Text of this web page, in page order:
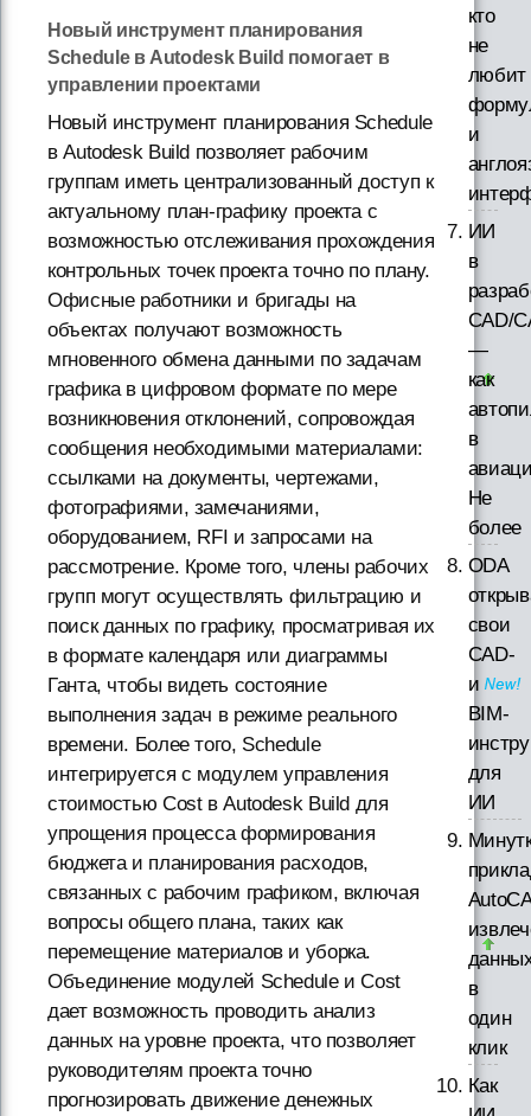
Новый инструмент планирования
Schedule в Autodesk Build помогает в
управлении проектами
Новый инструмент планирования Schedule
в Autodesk Build позволяет рабочим
группам иметь централизованный доступ к
актуальному план-графику проекта с
возможностью отслеживания прохождения
контрольных точек проекта точно по плану.
Офисные работники и бригады на
объектах получают возможность
мгновенного обмена данными по задачам
графика в цифровом формате по мере
возникновения отклонений, сопровождая
сообщения необходимыми материалами:
ссылками на документы, чертежами,
фотографиями, замечаниями,
оборудованием, RFI и запросами на
рассмотрение. Кроме того, члены рабочих
групп могут осуществлять фильтрацию и
поиск данных по графику, просматривая их
в формате календаря или диаграммы
Ганта, чтобы видеть состояние
выполнения задач в режиме реального
времени. Более того, Schedule
интегрируется с модулем управления
стоимостью Cost в Autodesk Build для
упрощения процесса формирования
бюджета и планирования расходов,
связанных с рабочим графиком, включая
вопросы общего плана, таких как
перемещение материалов и уборка.
Объединение модулей Schedule и Cost
дает возможность проводить анализ
данных на уровне проекта, что позволяет
руководителям проекта точно
прогнозировать движение денежных
кто
не
любит
и
ИИ
в
CAD/
—
как
в
Не
более
ODA
свои
CAD-
и
BIM-
для
ИИ
в
один
клик
Как